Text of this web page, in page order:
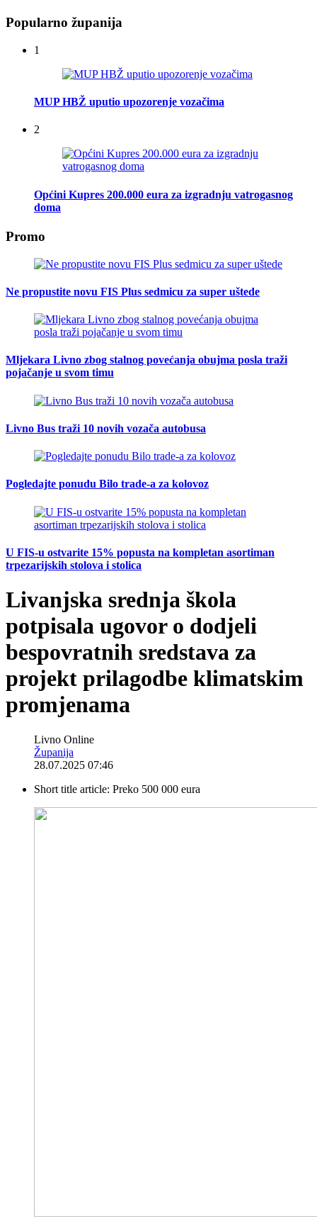
Popularno županija
1
MUP HBŽ uputio upozorenje vozačima
2
Općini Kupres 200.000 eura za izgradnju vatrogasnog
doma
Promo
Ne propustite novu FIS Plus sedmicu za super uštede
Mljekara Livno zbog stalnog povećanja obujma posla traži
pojačanje u svom timu
Livno Bus traži 10 novih vozača autobusa
Pogledajte ponudu Bilo trade-a za kolovoz
U FIS-u ostvarite 15% popusta na kompletan asortiman
trpezarijskih stolova i stolica
Livanjska srednja škola
potpisala ugovor o dodjeli
bespovratnih sredstava za
projekt prilagodbe klimatskim
promjenama
Livno Online
Županija
28.07.2025 07:46
Short title article: Preko 500 000 eura